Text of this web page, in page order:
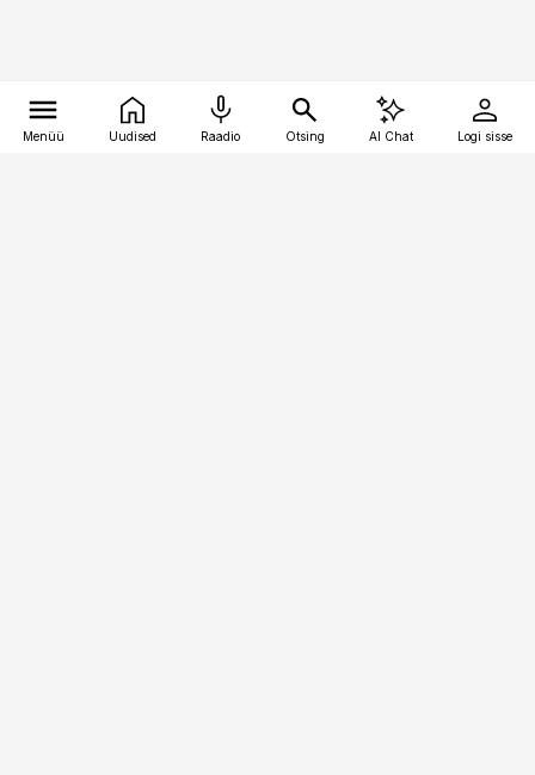
Menüü Uudised Raadio Otsing AI Chat Logi sisse